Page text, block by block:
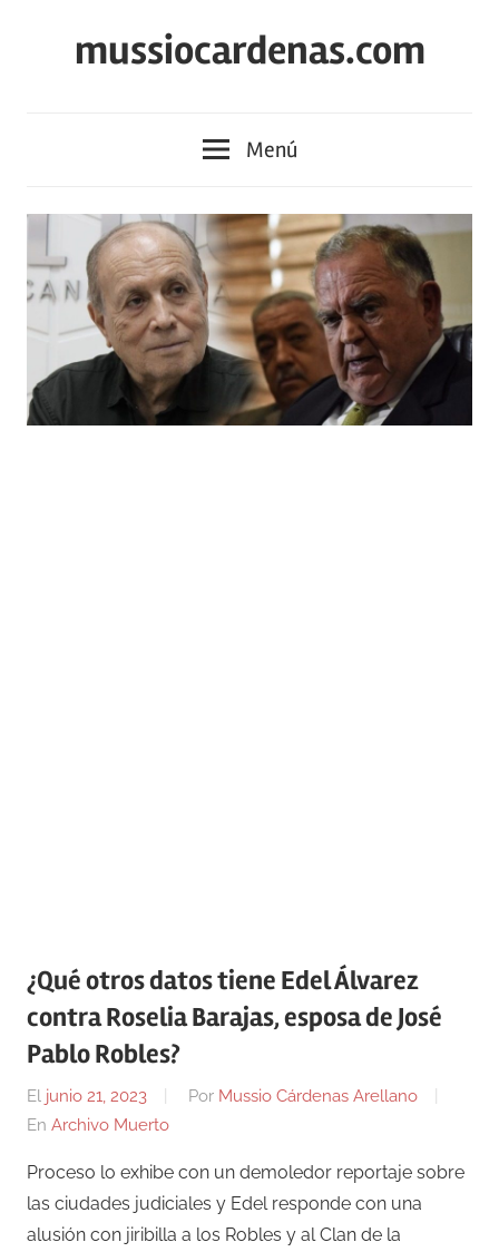
mussiocardenas.com
Menú
¿Qué otros datos tiene Edel Álvarez
contra Roselia Barajas, esposa de José
Pablo Robles?
El junio 21, 2023 Por Mussio Cárdenas Arellano
En Archivo Muerto
Proceso lo exhibe con un demoledor reportaje sobre
las ciudades judiciales y Edel responde con una
alusión con jiribilla a los Robles y al Clan de la